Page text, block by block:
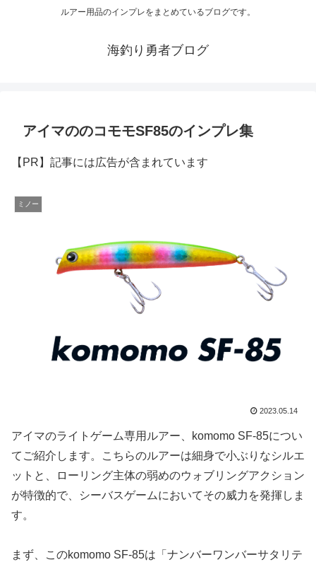
ルアー用品のインプレをまとめているブログです。
海釣り勇者ブログ
アイマののコモモSF85のインプレ集
【PR】記事には広告が含まれています
ミノー
2023.05.14
アイマのライトゲーム専用ルアー、komomo SF-85につい
てご紹介します。こちらのルアーは細身で小ぶりなシルエ
ットと、ローリング主体の弱めのウォブリングアクション
が特徴的で、シーバスゲームにおいてその威力を発揮しま
す。
まず、このkomomo SF-85は「ナンバーワンバーサタリテ